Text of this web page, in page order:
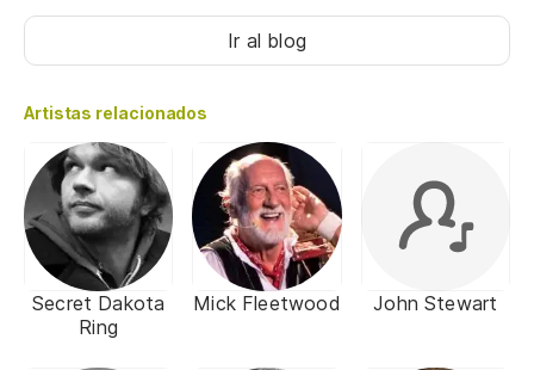
Ir al blog
Artistas relacionados
Secret Dakota
Ring
Mick Fleetwood John Stewart